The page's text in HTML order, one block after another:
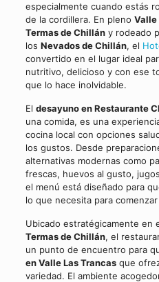
especialmente cuando estás
de la cordillera. En pleno Valle
Termas de Chillány rodeado
los Nevados de Chillán, el
convertido en el lugar ideal
nutritivo, delicioso y con ese
que lo hace inolvidable.
El desayuno en Restaurante
una comida, es una
cocina local con opciones
los gustos. Desde
alternativas modernas como
frescas, huevos al gusto,
el menú está diseñado para
lo que necesita para
Ubicado estratégicamente en
Termas de Chillán, el
un punto de encuentro para
en Valle Las Trancasque
variedad. El ambiente